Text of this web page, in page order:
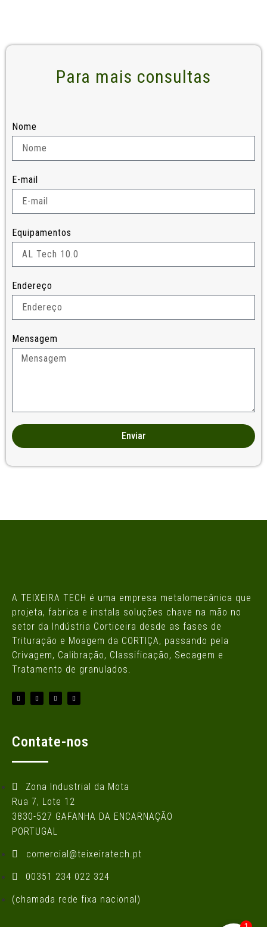
Para mais consultas
Nome
E-mail
Equipamentos
Endereço
Mensagem
Enviar
A TEIXEIRA TECH é uma empresa metalomecânica que
projeta, fabrica e instala soluções chave na mão no
setor da Indústria Corticeira desde as fases de
Trituração e Moagem da CORTIÇA, passando pela
Crivagem, Calibração, Classificação, Secagem e
Tratamento de granulados.
Contate-nos
Zona Industrial da Mota
Rua 7, Lote 12
3830-527 GAFANHA DA ENCARNAÇÃO
PORTUGAL
comercial@teixeiratech.pt
00351 234 022 324
(chamada rede fixa nacional)